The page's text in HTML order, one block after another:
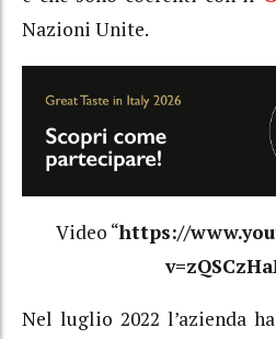
Nazioni Unite.
Video “https://
Nel luglio 2022 l’azienda